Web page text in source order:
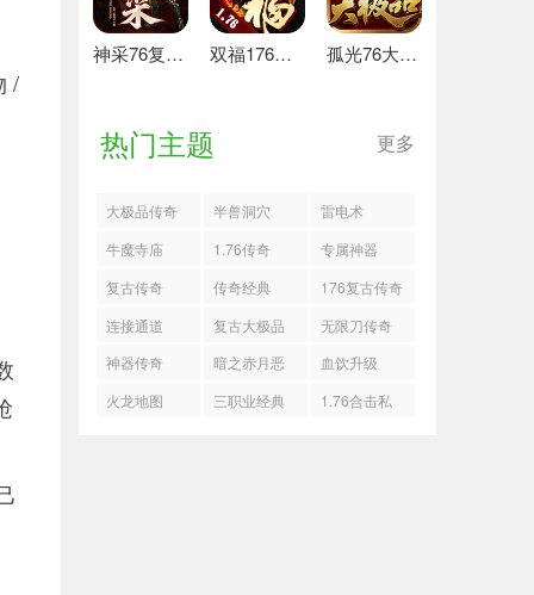
/
神采76复古加强版 安卓下载 双福176特戒 安卓下载 孤光76大极品 好玩的
热门主题 更多
大极品传奇 半兽洞穴
雷电术
牛魔寺庙
1.76传奇
专属神器
复古传奇
传奇经典
176复古传奇
连接通道
复古大极品
无限刀传奇
神器传奇
暗之赤月恶
魔
血饮升级
火龙地图
三职业经典
1.76合击私